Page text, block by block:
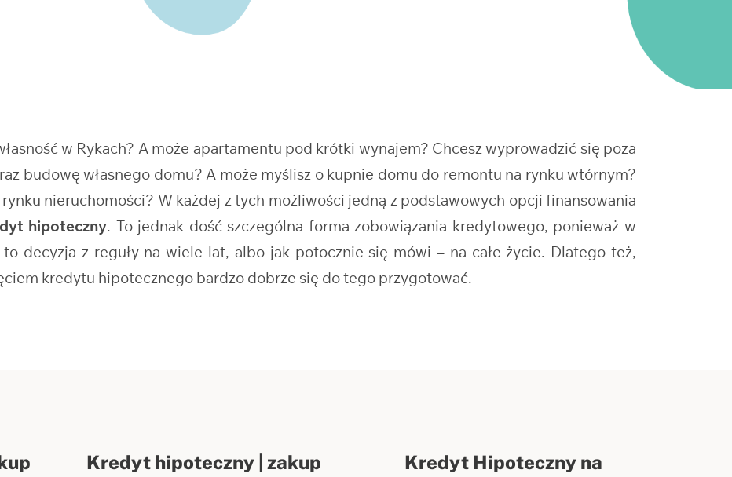
w Rykach? A może apartamentu pod krótki wynajem? Chcesz wyprowadzić się poza
budowę własnego domu? A może myślisz o kupnie domu do remontu na rynku wtórnym?
nieruchomości? W każdej z tych możliwości jedną z podstawowych opcji finansowania
hipoteczny. To jednak dość szczególna forma zobowiązania kredytowego, ponieważ w
decyzja z reguły na wiele lat, albo jak potocznie się mówi – na całe życie. Dlatego też,
kredytu hipotecznego bardzo dobrze się do tego przygotować.
Kredyt hipoteczny | zakup
Kredyt Hipoteczny na